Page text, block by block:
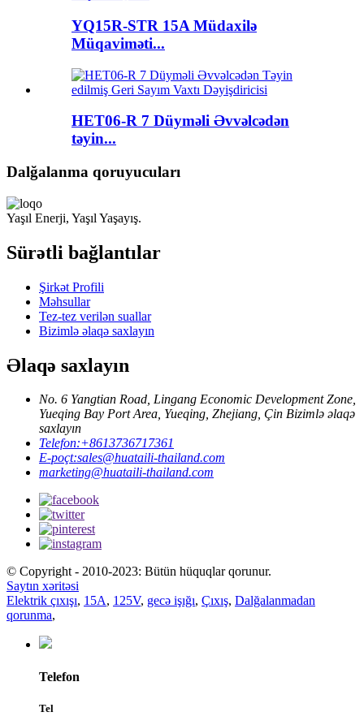
YQ15R-STR 15A Müdaxilə
Müqaviməti...
HET06-R 7 Düyməli Əvvəlcədən
təyin...
Dalğalanma qoruyucuları
Yaşıl Enerji, Yaşıl Yaşayış.
Sürətli bağlantılar
Şirkət Profili
Məhsullar
Tez-tez verilən suallar
Bizimlə əlaqə saxlayın
Əlaqə saxlayın
No. 6 Yangtian Road, Lingang Economic Development Zone,
Yueqing Bay Port Area, Yueqing, Zhejiang, Çin Bizimlə əlaqə
saxlayın
Telefon:+8613736717361
E-poçt:sales@huataili-thailand.com
marketing@huataili-thailand.com
© Copyright - 2010-2023: Bütün hüquqlar qorunur.
Saytın xəritəsi
Elektrik çıxışı, 15A, 125V, gecə işığı, Çıxış, Dalğalanmadan
qorunma,
Telefon
Tel